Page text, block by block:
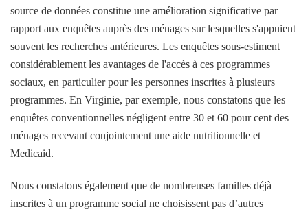
source de données constitue une amélioration significative par
rapport aux enquêtes auprès des ménages sur lesquelles s'appuient
souvent les recherches antérieures. Les enquêtes sous-estiment
considérablement les avantages de l'accès à ces programmes
sociaux, en particulier pour les personnes inscrites à plusieurs
programmes. En Virginie, par exemple, nous constatons que les
enquêtes conventionnelles négligent entre 30 et 60 pour cent des
ménages recevant conjointement une aide nutritionnelle et
Medicaid.
Nous constatons également que de nombreuses familles déjà
inscrites à un programme social ne choisissent pas d’autres